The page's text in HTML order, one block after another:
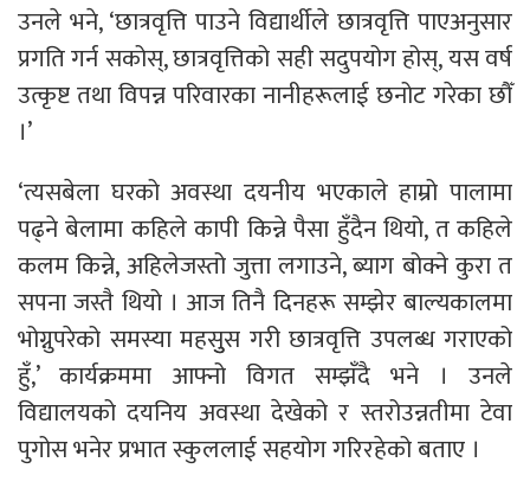
उनले भने, ‘छात्रवृत्ति पाउने विद्यार्थीले छात्रवृत्ति पाएअनुसार
प्रगति गर्न सकोस्, छात्रवृत्तिको सही सदुपयोग होस्, यस वर्ष
उत्कृष्ट तथा विपन्न परिवारका नानीहरूलाई छनोट गरेका छौँ
।’
‘त्यसबेला घरको अवस्था दयनीय भएकाले हाम्रो पालामा
पढ्ने बेलामा कहिले कापी किन्ने पैसा हुँदैन थियो, त कहिले
कलम किन्ने, अहिलेजस्तो जुत्ता लगाउने, ब्याग बोक्ने कुरा त
सपना जस्तै थियो । आज तिनै दिनहरू सम्झेर बाल्यकालमा
भोग्नुपरेको समस्या महसुुस गरी छात्रवृत्ति उपलब्ध गराएको
हुँ,’ कार्यक्रममा आफ्नो विगत सम्झँदै भने । उनले
विद्यालयको दयनिय अवस्था देखेको र स्तरोउन्नतीमा टेवा
पुगोस भनेर प्रभात स्कुललाई सहयोग गरिरहेको बताए ।